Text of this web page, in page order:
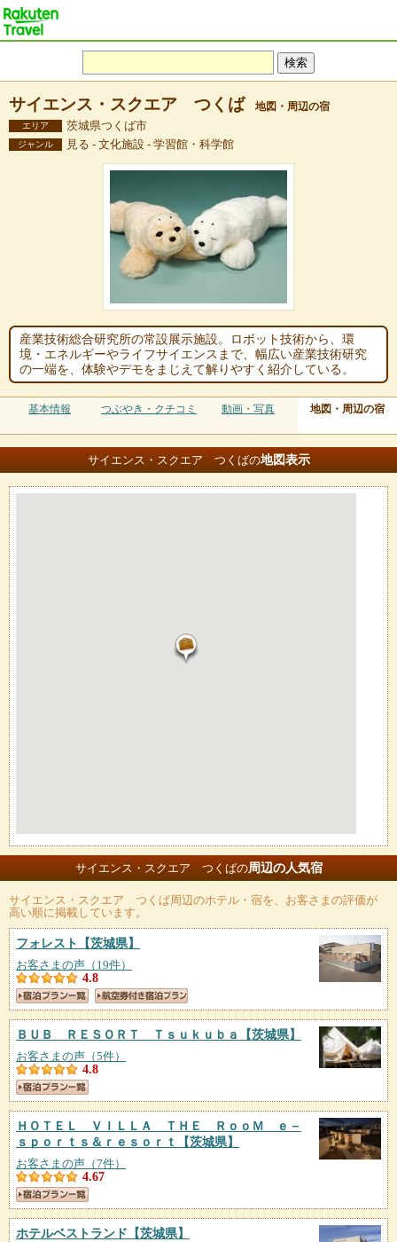
サイエンス・スクエア つくば 地図・周辺の宿
エリア 茨城県つくば市
ジャンル 見る - 文化施設 - 学習館・科学館
産業技術総合研究所の常設展示施設。ロボット技術から、環
境・エネルギーやライフサイエンスまで、幅広い産業技術研究
の一端を、体験やデモをまじえて解りやすく紹介している。
基本情報 つぶやき・クチコミ 動画・写真 地図・周辺の宿
サイエンス・スクエア つくばの地図表示
サイエンス・スクエア つくばの周辺の人気宿
サイエンス・スクエア つくば周辺のホテル・宿を、お客さまの評価が
高い順に掲載しています。
フォレスト 【茨城県】
お客さまの声（19件）
4.8
ＢＵＢ ＲＥＳＯＲＴ Ｔｓｕｋｕｂａ 【茨城県】
お客さまの声（5件）
4.8
ＨＯＴＥＬ ＶＩＬＬＡ ＴＨＥ ＲｏｏＭ ｅ－
ｓｐｏｒｔｓ＆ｒｅｓｏｒｔ
【茨城県】
お客さまの声（7件）
4.67
ホテルベストランド 【茨城県】